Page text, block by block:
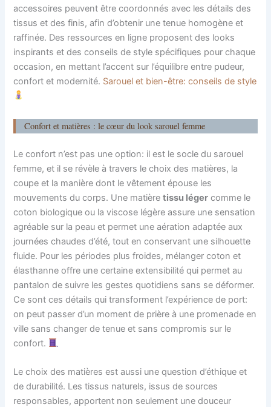
accessoires peuvent être coordonnés avec les détails des
tissus et des finis, afin d’obtenir une tenue homogène et
raffinée. Des ressources en ligne proposent des looks
inspirants et des conseils de style spécifiques pour chaque
occasion, en mettant l’accent sur l’équilibre entre pudeur,
confort et modernité. Sarouel et bien-être: conseils de style
Confort et matières : le cœur du look sarouel femme
Le confort n’est pas une option: il est le socle du sarouel
femme, et il se révèle à travers le choix des matières, la
coupe et la manière dont le vêtement épouse les
mouvements du corps. Une matièretissu léger comme le
coton biologique ou la viscose légère assure une sensation
agréable sur la peau et permet une aération adaptée aux
journées chaudes d’été, tout en conservant une silhouette
fluide. Pour les périodes plus froides, mélanger coton et
élasthanne offre une certaine extensibilité qui permet au
pantalon de suivre les gestes quotidiens sans se déformer.
Ce sont ces détails qui transforment l’expérience de port:
on peut passer d’un moment de prière à une promenade en
ville sans changer de tenue et sans compromis sur le
confort.
Le choix des matières est aussi une question d’éthique et
de durabilité. Les tissus naturels, issus de sources
responsables, apportent non seulement une douceur